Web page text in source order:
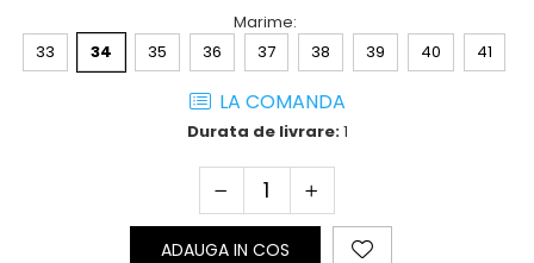
Marime:
33
34 35 36 37 38 39 40 41
LA COMANDA
Durata de livrare:1
ADAUGA IN COS